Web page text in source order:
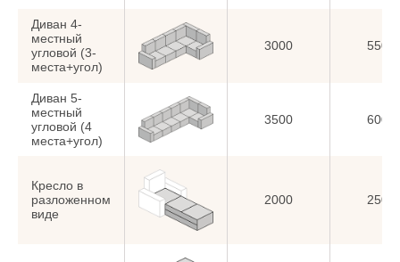
Диван 4-
местный
угловой (3-
места+угол)
3000 5500
Диван 5-
местный
угловой (4
места+угол)
3500 6000
Кресло в
разложенном
виде
2000 2500